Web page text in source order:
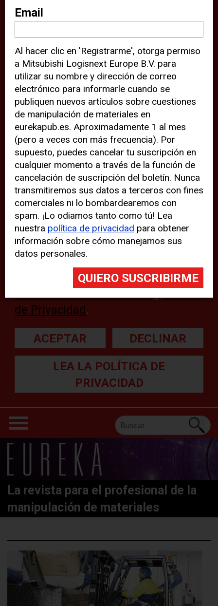
sitio web (por ejemplo, ofreciéndole
información de ubicación). Estas
terceras partes también definen
cookies en su dispositivo y pueden
rastrear su comportamiento en
internet. Al hacer clic en “Aceptar”,
significa que está de acuerdo con el
uso de cookies analíticas y de
terceros para tener una experiencia
óptima en nuestro sitio web. Si
elige “Declinar” el uso de cookies
analíticas y de terceros, evitará que
terceras partes rastreen su
comportamiento en nuestro sitio
web, aunque pueden aparecer
problemas técnicos con el sitio
web. Para obtener más
información, lea nuestra
de Privacidad .
ACEPTAR DECLINAR
LEA LA POLÍTICA DE
PRIVACIDAD
La revista para el profesional de la
manipulación de materiales
Email
Al hacer clic en 'Registrarme', otorga permiso
a Mitsubishi Logisnext Europe B.V. para
utilizar su nombre y dirección de correo
electrónico para informarle cuando se
publiquen nuevos artículos sobre cuestiones
de manipulación de materiales en
eurekapub.es. Aproximadamente 1 al mes
(pero a veces con más frecuencia). Por
supuesto, puedes cancelar tu suscripción en
cualquier momento a través de la función de
cancelación de suscripción del boletín. Nunca
transmitiremos sus datos a terceros con fines
comerciales ni lo bombardearemos con
spam. ¡Lo odiamos tanto como tú! Lea
nuestra política de privacidad para obtener
información sobre cómo manejamos sus
datos personales.